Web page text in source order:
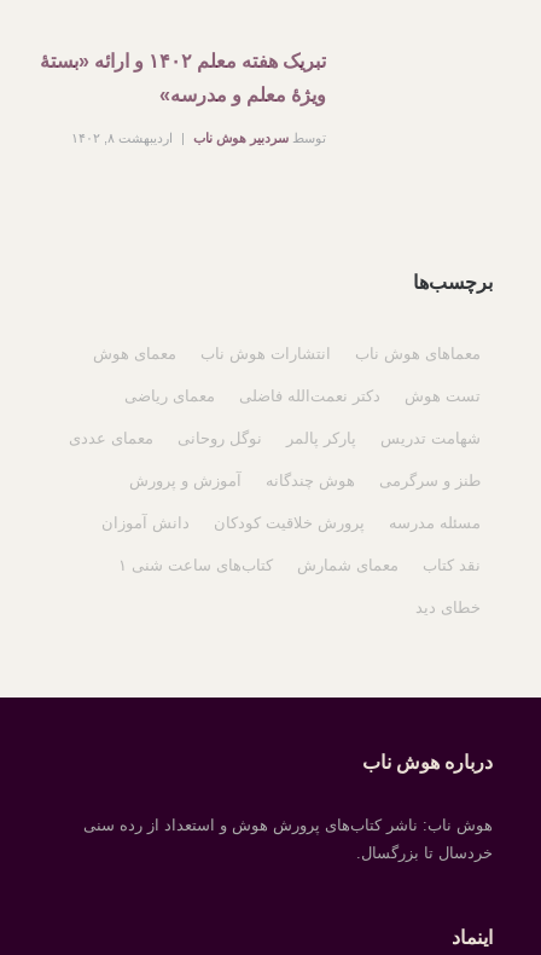
تبریک هفته معلم ۱۴۰۲ و ارائه «بستۀ
ویژۀ معلم و مدرسه»
توسط سردبیر هوش ناب اردیبهشت ۸, ۱۴۰۲
برچسب‌ها
معماهای هوش ناب انتشارات هوش ناب معمای هوش
تست هوش دکتر نعمت‌الله فاضلی معمای ریاضی
شهامت تدریس پارکر پالمر نوگل روحانی معمای عددی
طنز و سرگرمی هوش چندگانه آموزش و پرورش
مسئله مدرسه پرورش خلاقیت کودکان دانش آموزان
نقد کتاب معمای شمارش کتاب‌های ساعت شنی ۱
خطای دید
درباره هوش ناب
هوش ناب: ناشر کتاب‌های پرورش هوش و استعداد از رده سنی
خردسال تا بزرگسال.
اینماد